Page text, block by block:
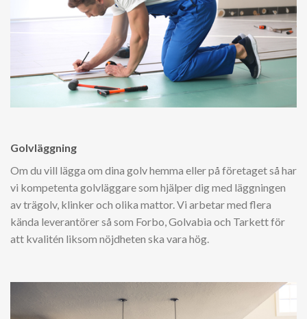
Golvläggning
Om du vill lägga om dina golv hemma eller på företaget så har
vi kompetenta golvläggare som hjälper dig med läggningen
av trägolv, klinker och olika mattor. Vi arbetar med flera
kända leverantörer så som Forbo, Golvabia och Tarkett för
att kvalitén liksom nöjdheten ska vara hög.